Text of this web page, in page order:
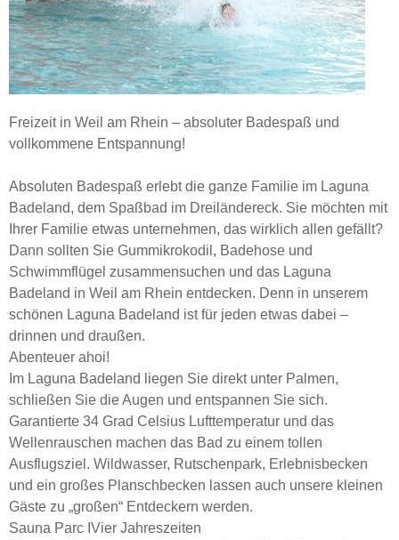
Freizeit in Weil am Rhein – absoluter Badespaß und
vollkommene Entspannung!
Absoluten Badespaß erlebt die ganze Familie im Laguna
Badeland, dem Spaßbad im Dreiländereck. Sie möchten mit
Ihrer Familie etwas unternehmen, das wirklich allen gefällt?
Dann sollten Sie Gummikrokodil, Badehose und
Schwimmflügel zusammensuchen und das Laguna
Badeland in Weil am Rhein entdecken. Denn in unserem
schönen Laguna Badeland ist für jeden etwas dabei –
drinnen und draußen.
Abenteuer ahoi!
Im Laguna Badeland liegen Sie direkt unter Palmen,
schließen Sie die Augen und entspannen Sie sich.
Garantierte 34 Grad Celsius Lufttemperatur und das
Wellenrauschen machen das Bad zu einem tollen
Ausflugsziel. Wildwasser, Rutschenpark, Erlebnisbecken
und ein großes Planschbecken lassen auch unsere kleinen
Gäste zu „großen“ Entdeckern werden.
Sauna Parc IVier Jahreszeiten